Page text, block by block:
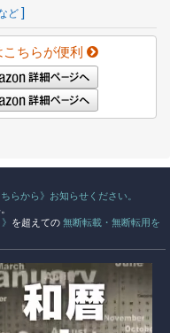
ど ]
ちらが便利
ちらから》お知らせください。
を超えての 無断転載・無断転用を